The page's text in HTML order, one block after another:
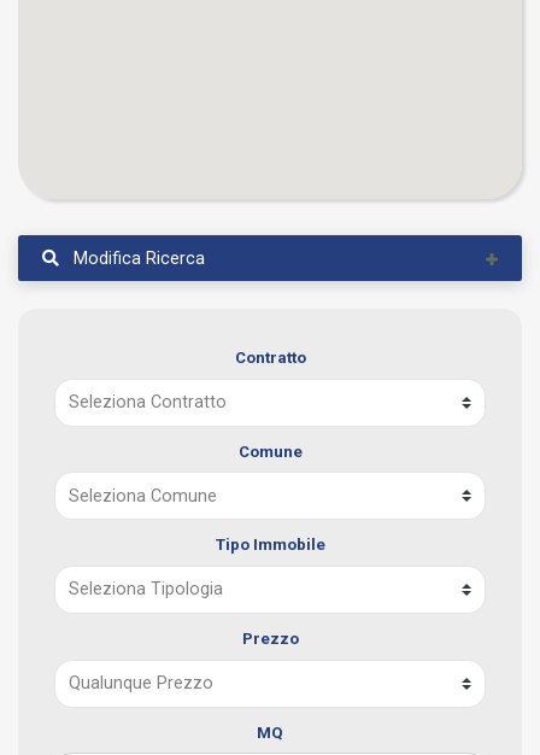
Modifica Ricerca
Contratto
Comune
Tipo Immobile
Prezzo
MQ